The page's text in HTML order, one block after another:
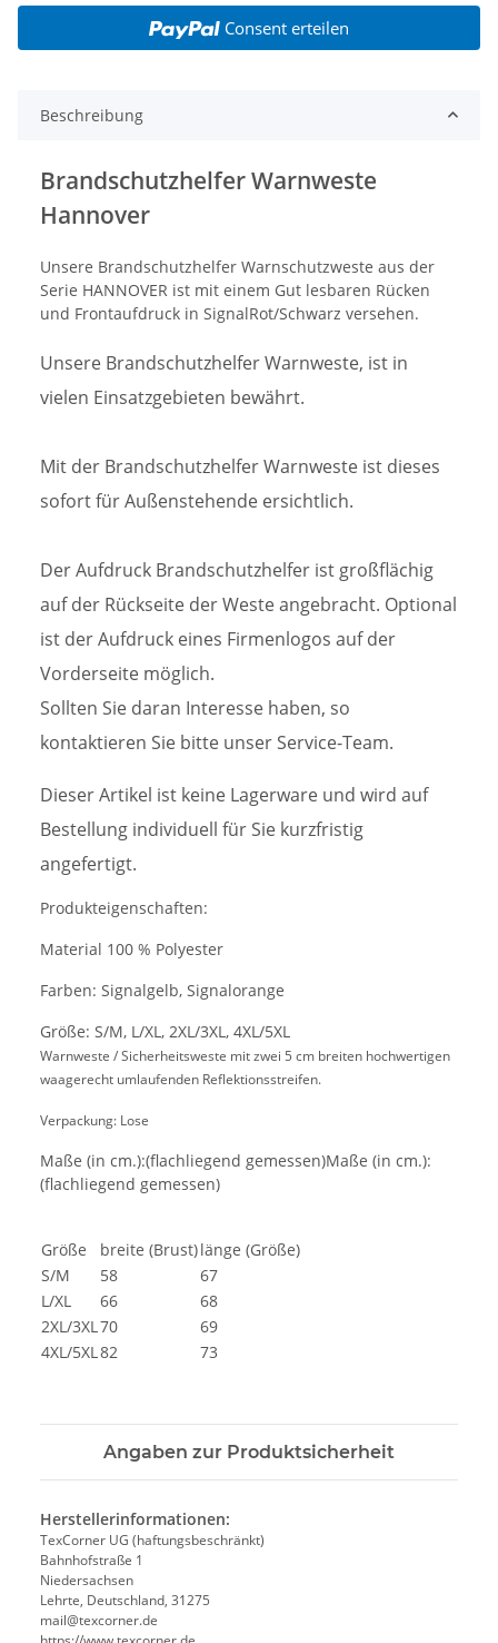
Consent erteilen
Beschreibung
Brandschutzhelfer Warnweste
Hannover
Unsere Brandschutzhelfer Warnschutzweste aus der
Serie HANNOVER ist mit einem Gut lesbaren Rücken
und Frontaufdruck in SignalRot/Schwarz versehen.
Unsere Brandschutzhelfer Warnweste, ist in
vielen Einsatzgebieten bewährt.
Mit der Brandschutzhelfer Warnweste ist dieses
sofort für Außenstehende ersichtlich.
Der Aufdruck Brandschutzhelfer ist großflächig
auf der Rückseite der Weste angebracht. Optional
ist der Aufdruck eines Firmenlogos auf der
Vorderseite möglich.
Sollten Sie daran Interesse haben, so
kontaktieren Sie bitte unser Service-Team.
Dieser Artikel ist keine Lagerware und wird auf
Bestellung individuell für Sie kurzfristig
angefertigt.
Produkteigenschaften:
Material 100 % Polyester
Farben: Signalgelb, Signalorange
Größe: S/M, L/XL, 2XL/3XL, 4XL/5XL
Warnweste / Sicherheitsweste mit zwei 5 cm breiten hochwertigen
waagerecht umlaufenden Reflektionsstreifen.
Verpackung: Lose
Maße (in cm.):(flachliegend gemessen)Maße (in cm.):
(flachliegend gemessen)
Größe breite (Brust)länge (Größe)
S/M
58
67
L/XL
66
68
2XL/3XL70
69
4XL/5XL82 73
Angaben zur Produktsicherheit
Herstellerinformationen:
TexCorner UG (haftungsbeschränkt)
Bahnhofstraße 1
Niedersachsen
Lehrte, Deutschland, 31275
mail@texcorner.de